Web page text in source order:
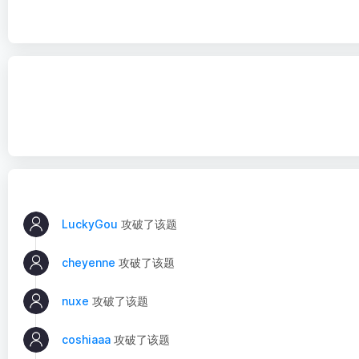
LuckyGou 攻破了该题
cheyenne 攻破了该题
nuxe 攻破了该题
coshiaaa 攻破了该题